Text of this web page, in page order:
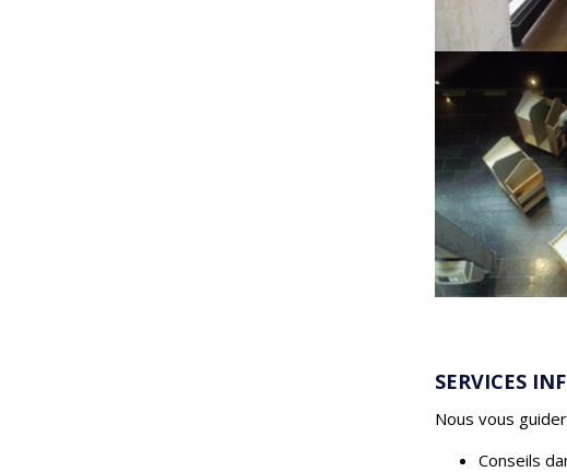
SERVICES
Nous vous
Conseils